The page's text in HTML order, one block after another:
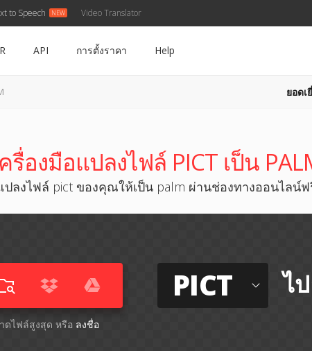
to Speech Video Translator
API การตั้งราคา Help
ยอดเ
รื่องมือแปลงไฟล์ PICT เป็น
ปลงไฟล์ pict ของคุณให้เป็น palm ผ่านช่องทางออนไลน์ฟ
ดไฟล์สูงสุด หรือ ลงชื่อ
PICT ไ